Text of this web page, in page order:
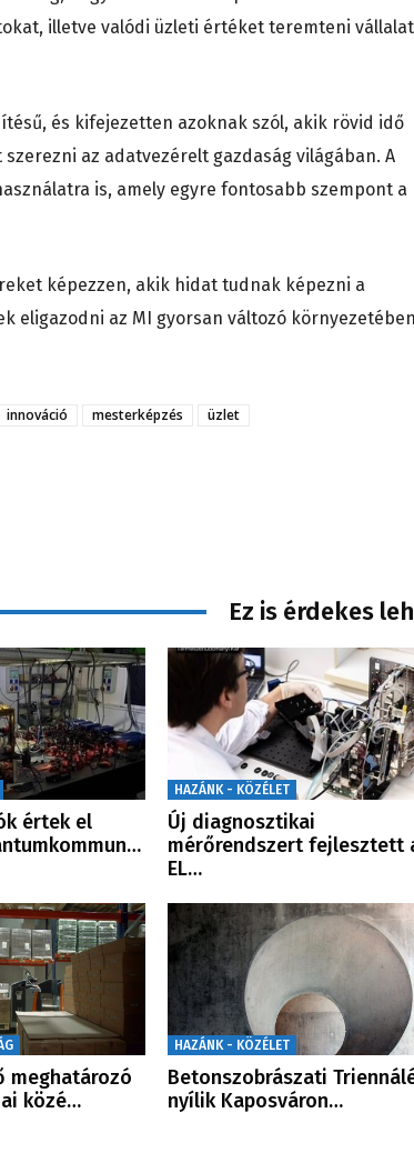
illetve valódi üzleti értéket teremteni
és kifejezetten azoknak szól, akik rövid idő
az adatvezérelt gazdaság világában. A
is, amely egyre fontosabb szempont a
képezzen, akik hidat tudnak képezni a
eligazodni az MI gyorsan változó
innováció mesterképzés
üzlet
Ez is érdekes
értek el
HAZÁNK - KÖZÉLET
Új diagnosztikai
mérőrendszert fejlesztett
EL…
meghatározó
közé…
HAZÁNK - KÖZÉLET
Betonszobrászati
nyílik Kaposváron…